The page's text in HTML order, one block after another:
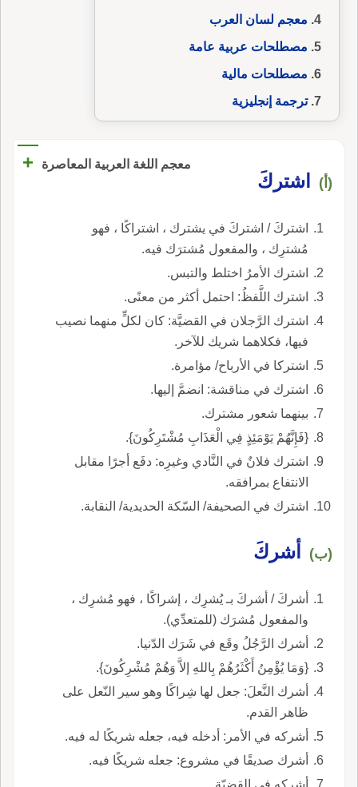
معجم لسان العرب
مصطلحات عربية عامة
مصطلحات مالية
ترجمة إنجليزية
معجم اللغة العربية المعاصرة +
(أ) اشتركَ
اشتركَ / اشتركَ في يشترك ، اشتراكًا ، فهو
مُشترِك ، والمفعول مُشترَك فيه.
اشترك الأمرُ اختلط والتبس.
اشترك اللَّفظُ: احتمل أكثر من معنًى.
اشترك الرَّجلان في القضيَّة: كان لكلٍّ منهما نصيب
فيها، فكلاهما شريك للآخر.
اشتركا في الأرباح/ مؤامرة.
اشترك في مناقشة: انضمَّ إليها.
بينهما شعور مشترك.
{فَإِنَّهُمْ يَوْمَئِذٍ فِي الْعَذَابِ مُشْتَرِكُونَ}.
اشترك فلانٌ في النَّادي وغيرِه: دفَع أجرًا مقابل
الانتفاع بمرافقه.
اشترك في الصحيفة/ السّكة الحديدية/ النقابة.
(ب) أشركَ
أشركَ / أشركَ بـ يُشرِك ، إشراكًا ، فهو مُشرِك ،
والمفعول مُشرَك (للمتعدِّي).
أشرك الرَّجُلُ وقَع في شَرَك الدّنيا.
{وَمَا يُؤْمِنُ أَكْثَرُهُمْ بِاللهِ إلاَّ وَهُمْ مُشْرِكُونَ}.
أشرك النَّعلَ: جعل لها شِراكًا وهو سير النّعل على
ظاهر القدم.
أشركه في الأمر: أدخله فيه، جعله شريكًا له فيه.
أشرك صديقًا في مشروع: جعله شريكًا فيه.
أشركه في القضيّة.